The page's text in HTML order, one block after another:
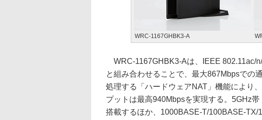
WRC-1167GHBK3-A
WRC-1167GHBK3-Aは、IEEE 802.11ac/
と組み合わせることで、最大867Mbpsでの
処理する「ハードウェアNAT」機能により
プットは最高940Mbpsを実現する。5GHz
搭載するほか、1000BASE-T/100BASE-